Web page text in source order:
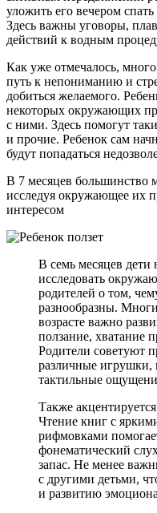
уложить его вечером
Здесь важны уговоры,
действий к водным
Как уже отмечалось,
путь к непониманию и
добиться желаемого.
некоторых окружающих
с ними. Здесь помогут
и прочие. Ребенок сам
будут попадаться
В 7 месяцев большинство
исследуя окружающее их
интересом
В семь месяцев дети
исследовать
родителей о том,
разнообразны.
возрасте важно
ползание, хватание
Родители советуют
различные игрушки,
тактильные
Также
Чтение книг с
рифмовками
фонематический
запас. Не менее
с другими детьми,
и развитию